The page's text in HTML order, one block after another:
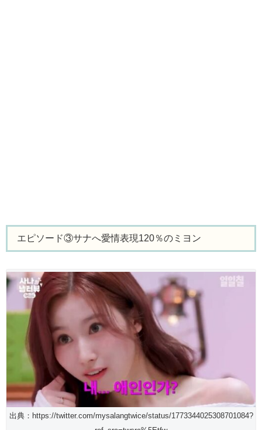
エピソード③サナへ愛情表現120％のミヨン
出典：https://twitter.com/mysalangtwice/status/1773344025308701084?